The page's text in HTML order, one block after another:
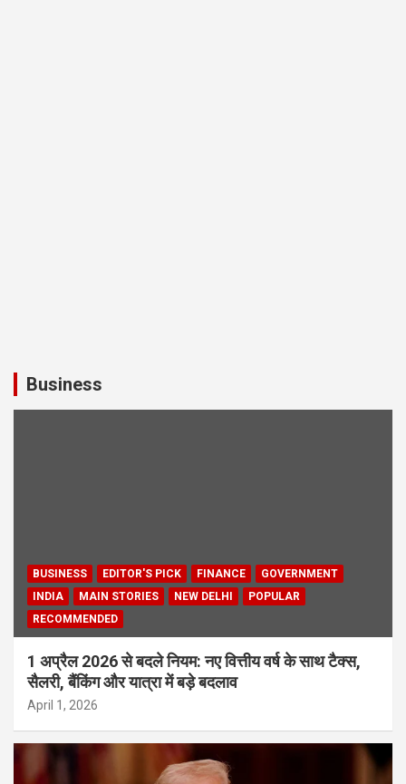
Business
BUSINESS EDITOR'S PICK FINANCE
GOVERNMENT
INDIA
MAIN STORIES NEW DELHI
POPULAR
RECOMMENDED
1 अप्रैल 2026 से बदले नियम: नए वित्तीय वर्ष के साथ टैक्स,
सैलरी, बैंकिंग और यात्रा में बड़े बदलाव
April 1, 2026